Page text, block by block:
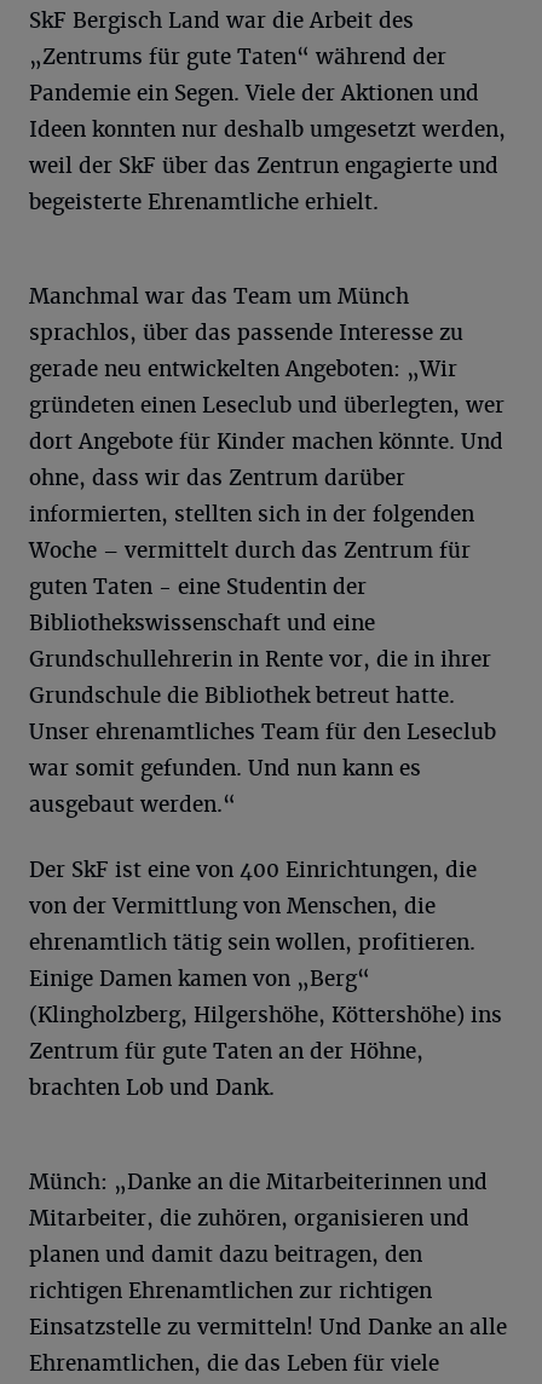
SkF Bergisch Land war die Arbeit des
„Zentrums für gute Taten“ während der
Pandemie ein Segen. Viele der Aktionen und
Ideen konnten nur deshalb umgesetzt werden,
weil der SkF über das Zentrun engagierte und
begeisterte Ehrenamtliche erhielt.
Manchmal war das Team um Münch
sprachlos, über das passende Interesse zu
gerade neu entwickelten Angeboten: „Wir
gründeten einen Leseclub und überlegten, wer
dort Angebote für Kinder machen könnte. Und
ohne, dass wir das Zentrum darüber
informierten, stellten sich in der folgenden
Woche – vermittelt durch das Zentrum für
guten Taten - eine Studentin der
Bibliothekswissenschaft und eine
Grundschullehrerin in Rente vor, die in ihrer
Grundschule die Bibliothek betreut hatte.
Unser ehrenamtliches Team für den Leseclub
war somit gefunden. Und nun kann es
ausgebaut werden.“
Der SkF ist eine von 400 Einrichtungen, die
von der Vermittlung von Menschen, die
ehrenamtlich tätig sein wollen, profitieren.
Einige Damen kamen von „Berg“
(Klingholzberg, Hilgershöhe, Köttershöhe) ins
Zentrum für gute Taten an der Höhne,
brachten Lob und Dank.
Münch: „Danke an die Mitarbeiterinnen und
Mitarbeiter, die zuhören, organisieren und
planen und damit dazu beitragen, den
richtigen Ehrenamtlichen zur richtigen
Einsatzstelle zu vermitteln! Und Danke an alle
Ehrenamtlichen, die das Leben für viele